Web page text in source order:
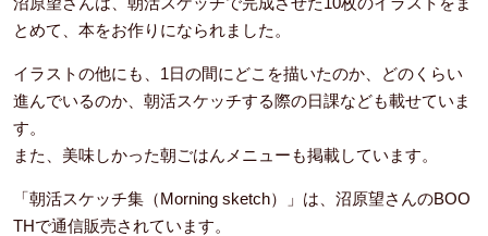
とめて、本をお作りになられました。
イラストの他にも、1日の間にどこを描いたのか、どのくらい
進んでいるのか、朝活スケッチする際の日課なども載せていま
す。
また、美味しかった朝ごはんメニューも掲載しています。
「朝活スケッチ集（Morning sketch）」は、沼原望さんのBOO
THで通信販売されています。